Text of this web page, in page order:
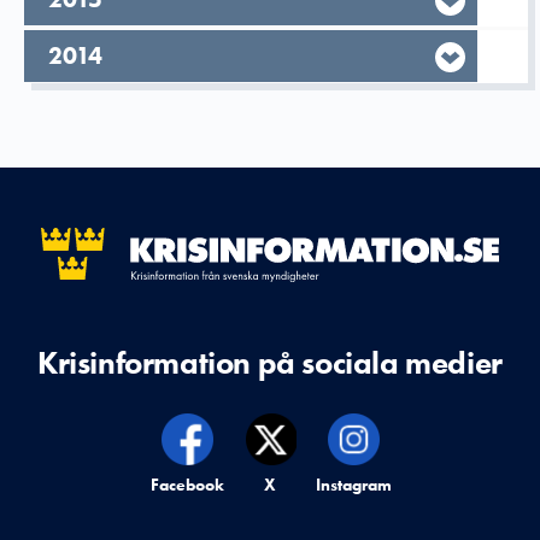
År,
2014
Krisinformation på sociala medier
Krisinformation på,
Facebook Krisinformation på,
X Krisinformation på,
Instagram